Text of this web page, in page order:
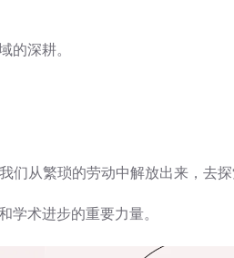
的深耕。
从繁琐的劳动中解放出来，去
学术进步的重要力量。